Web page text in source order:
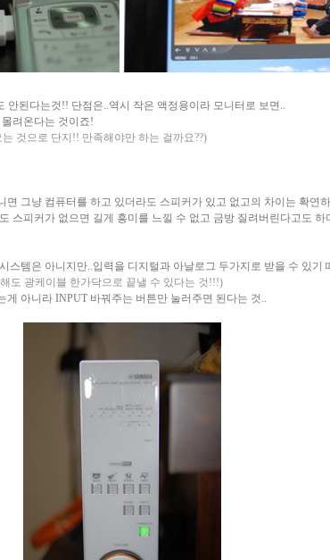
안된다는것!! 단점은..역시 작은 액정용이라 모니터로 보면..
려온다는 것이죠!
것으로 단지!! 만족해야만 하는 걸까요??)
면 그냥 컴퓨터를 하고 있더라도 스피커가 있고 없고의 차이는 확연
스피커가 없으면 길게 흥미를 느낄 수 없고 금방 질려버린다고도 하
스템은 아니지만..입력을 디지털과 아날로그 두가지로 받을 수 있기
도 광케이블 한가닥으로 끝낼 수 있다는 것!!!)
게 아니라 INPUT 바꿔주는 버튼만 눌러주면 된다는 것..